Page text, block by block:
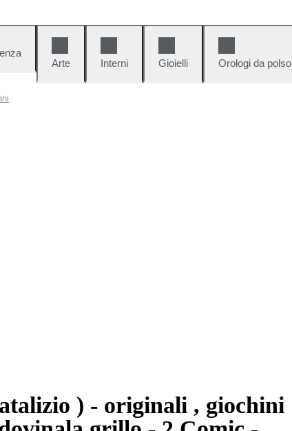
Arte
Interni Gioielli Orologi da polso